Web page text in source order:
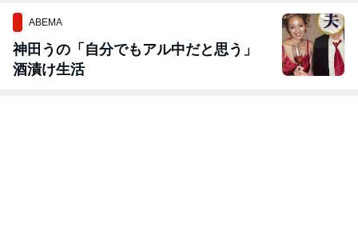
ABEMA
神田うの「自分でもアル中だと思う」
酒漬け生活